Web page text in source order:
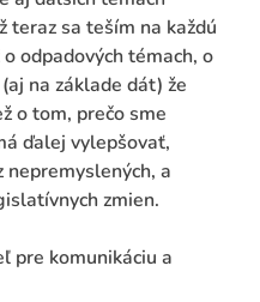
teraz sa teším na každú
odpadových témach, o
na základe dát) že
o tom, prečo sme
ďalej vylepšovať,
a
zmien.
pre komunikáciu a